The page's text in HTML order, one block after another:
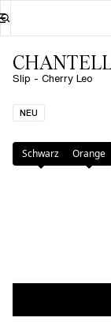
Slip - Cherry Leo
NEU
Farbe: Cherry Leo
Schwarz Orange